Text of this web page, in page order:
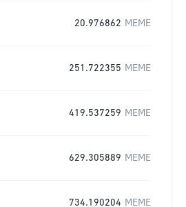
20.976862 MEME
251.722355 MEME
419.537259 MEME
629.305889 MEME
734.190204 MEME